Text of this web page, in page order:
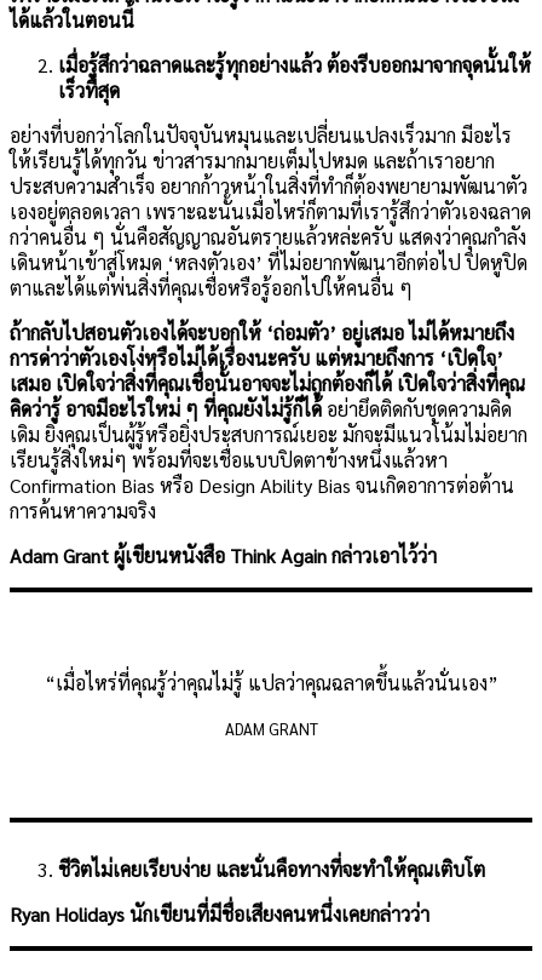
ได้แล้วในตอนนี้
เมื่อรู้สึกว่าฉลาดและรู้ทุกอย่างแล้ว ต้องรีบออกมาจากจุดนั้นให้
เร็วที่สุด
อย่างที่บอกว่าโลกในปัจจุบันหมุนและเปลี่ยนแปลงเร็วมาก มีอะไร
ให้เรียนรู้ได้ทุกวัน ข่าวสารมากมายเต็มไปหมด และถ้าเราอยาก
ประสบความสำเร็จ อยากก้าวหน้าในสิ่งที่ทำก็ต้องพยายามพัฒนาตัว
เองอยู่ตลอดเวลา เพราะฉะนั้นเมื่อไหร่ก็ตามที่เรารู้สึกว่าตัวเองฉลาด
กว่าคนอื่น ๆ นั่นคือสัญญาณอันตรายแล้วหล่ะครับ แสดงว่าคุณกำลัง
เดินหน้าเข้าสู่โหมด ‘หลงตัวเอง’ ที่ไม่อยากพัฒนาอีกต่อไป ปิดหูปิด
ตาและได้แต่พ่นสิ่งที่คุณเชื่อหรือรู้ออกไปให้คนอื่น ๆ
ถ้ากลับไปสอนตัวเองได้จะบอกให้ ‘ถ่อมตัว’ อยู่เสมอ ไม่ได้หมายถึง
การด่าว่าตัวเองโง่หรือไม่ได้เรื่องนะครับ แต่หมายถึงการ ‘เปิดใจ’
เสมอ เปิดใจว่าสิ่งที่คุณเชื่อนั้นอาจจะไม่ถูกต้องก็ได้ เปิดใจว่าสิ่งที่คุณ
คิดว่ารู้ อาจมีอะไรใหม่ ๆ ที่คุณยังไม่รู้ก็ได้ อย่ายึดติดกับชุดความคิด
เดิม ยิ่งคุณเป็นผู้รู้หรือยิ่งประสบการณ์เยอะ มักจะมีแนวโน้มไม่อยาก
เรียนรู้สิ่งใหม่ๆ พร้อมที่จะเชื่อแบบปิดตาข้างหนึ่งแล้วหา
Confirmation Bias หรือ Design Ability Bias จนเกิดอาการต่อต้าน
การค้นหาความจริง
Adam Grant ผู้เขียนหนังสือ Think Again กล่าวเอาไว้ว่า
“เมื่อไหร่ที่คุณรู้ว่าคุณไม่รู้ แปลว่าคุณฉลาดขึ้นแล้วนั่นเอง”
ADAM GRANT
ชีวิตไม่เคยเรียบง่าย และนั่นคือทางที่จะทำให้คุณเติบโต
Ryan Holidays นักเขียนที่มีชื่อเสียงคนหนึ่งเคยกล่าวว่า